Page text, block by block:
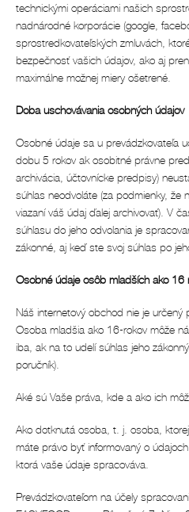
technickými operáciami našich
nadnárodné korporácie (google,
sprostredkovateľských zmluvách,
bezpečnosť vašich údajov, ako aj
maximálne možnej miery ošetrené.
Doba uschovávania osobných údajov
Osobné údaje sa u prevádzkovateľa
dobu 5 rokov ak osobitné právne
archivácia, účtovnícke predpisy)
súhlas neodvoláte (za podmienky, že
viazaní váš údaj ďalej archivovať). V
súhlasu do jeho odvolania je
zákonné, aj keď ste svoj súhlas po
Osobné údaje osôb mladších ako 16
Náš internetový obchod nie je určený
Osoba mladšia ako 16-rokov môže
iba, ak na to udelí súhlas jeho
poručník).
Aké sú Vaše práva, kde a ako ich
Ako dotknutá osoba, t. j. osoba,
máte právo byť informovaný o
ktorá vaše údaje spracováva.
Prevádzkovateľom na účely